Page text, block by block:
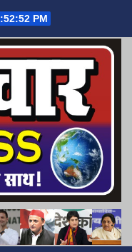
PM